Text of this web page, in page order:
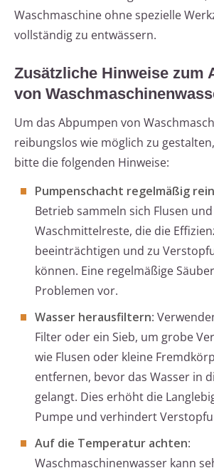
Waschmaschine ohne spezielle
vollständig zu entwässern.
Zusätzliche Hinweise zum
von
Um das Abpumpen von
reibungslos wie möglich zu
bitte die folgenden Hinweise:
Pumpenschacht regelmäßig
Betrieb sammeln sich Flusen und
Waschmittelreste, die die
beeinträchtigen und zu
können. Eine regelmäßige
Problemen vor.
Wasser herausfiltern:
Filter oder ein Sieb, um grobe
wie Flusen oder kleine
entfernen, bevor das Wasser in
gelangt. Dies erhöht die
Pumpe und verhindert
Auf die Temperatur achten:
Waschmaschinenwasser kann